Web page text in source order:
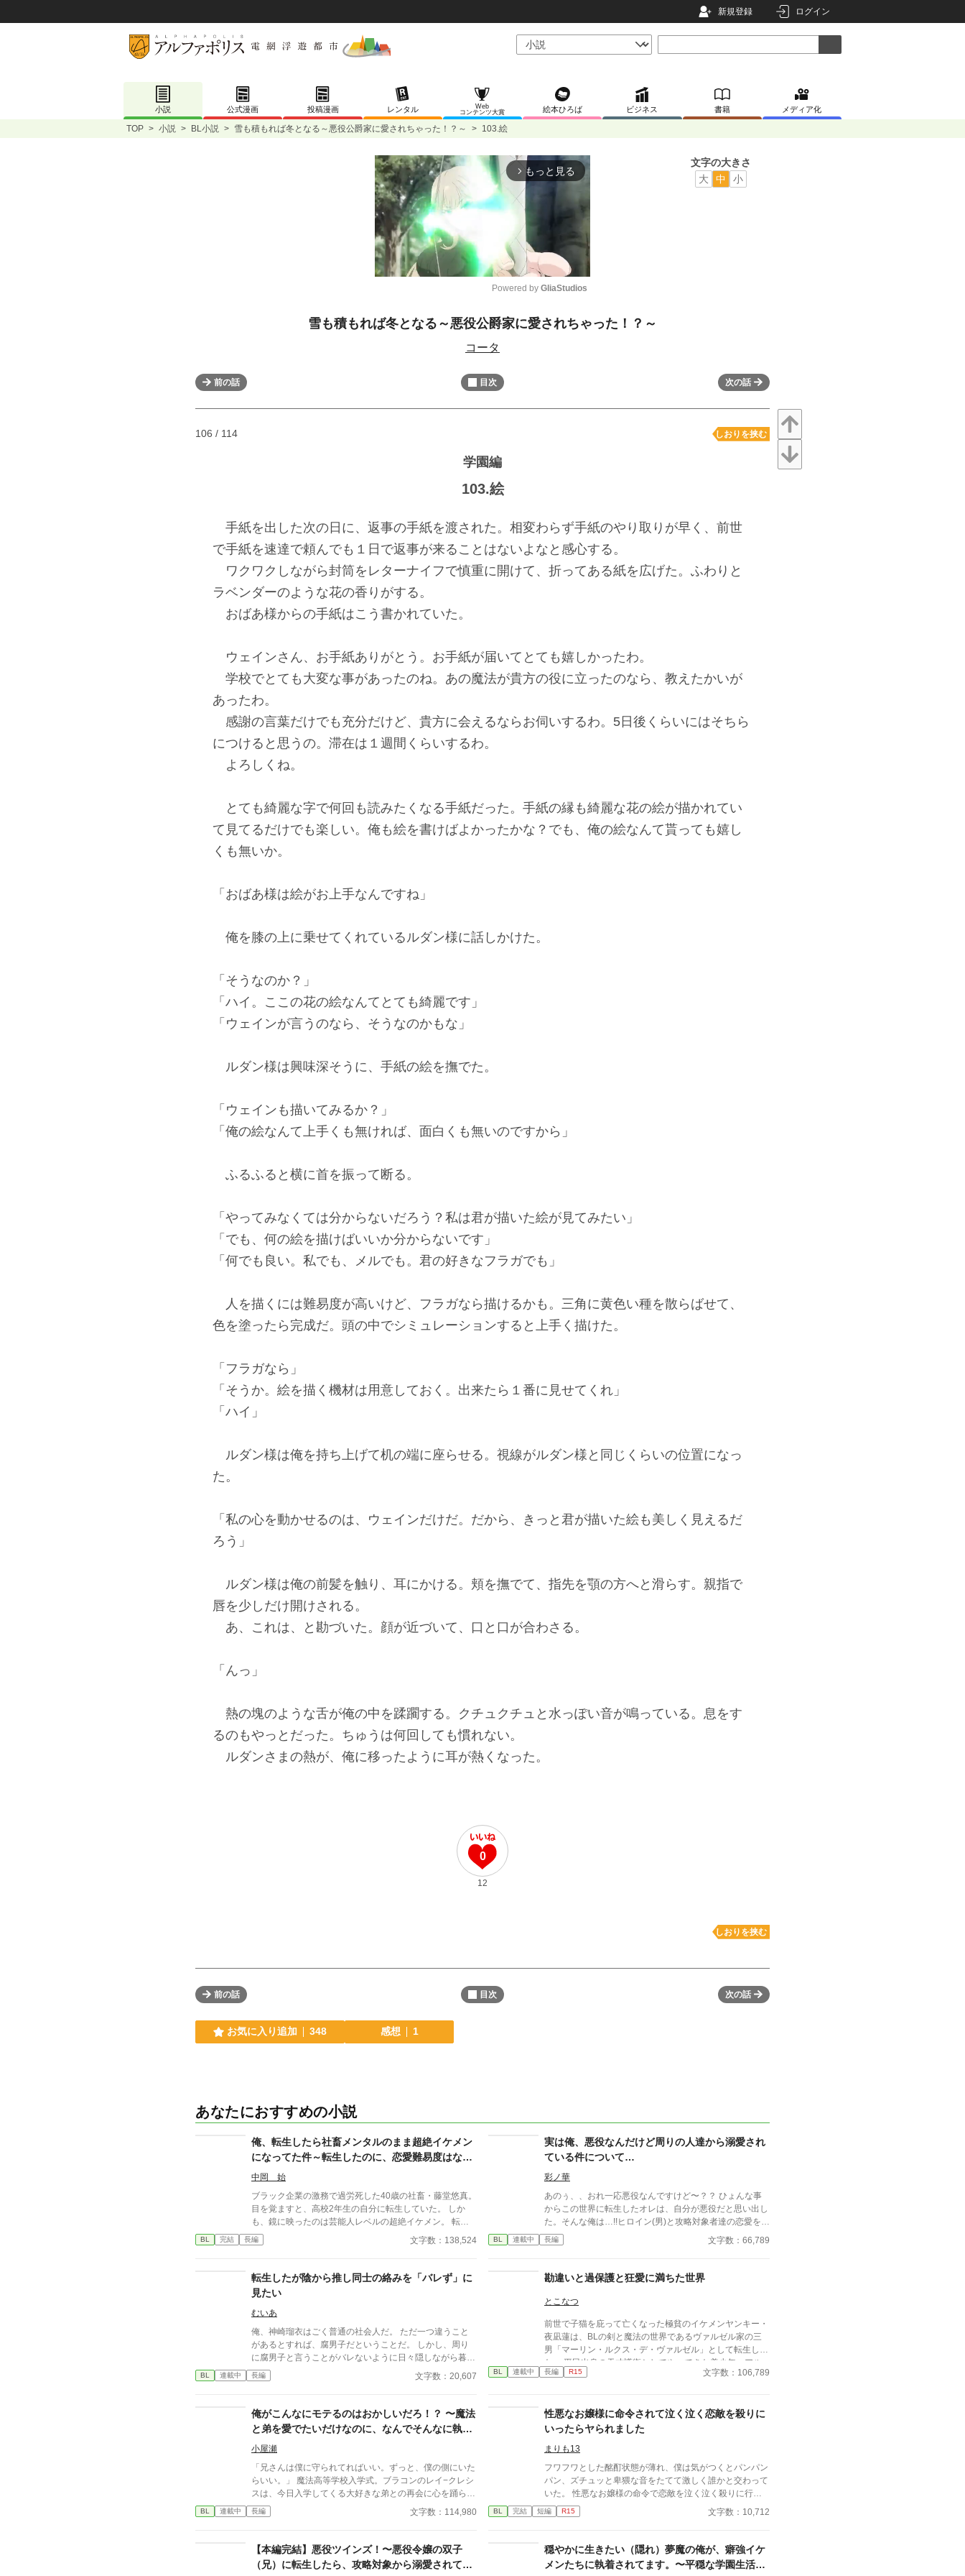
新規登録 ログイン
小説 公式漫画 投稿漫画 レンタル
Web
コンテンツ大賞
絵本ひろば ビジネス 書籍 メディア化
TOP > 小説 > BL小説 > 雪も積もれば冬となる～悪役公爵家に愛されちゃった！？～ > 103.絵
arrow_forward_ios もっと見る
M
Powered by GliaStudios
雪も積もれば冬となる～悪役公爵家に愛されちゃった！？～
コータ
文字の大きさ
大
中 小
前の話 目次 次の話
106 / 114 しおりを挟む
学園編
103.絵
手紙を出した次の日に、返事の手紙を渡された。相変わらず手紙のやり取りが早く、前世
で手紙を速達で頼んでも１日で返事が来ることはないよなと感心する。
ワクワクしながら封筒をレターナイフで慎重に開けて、折ってある紙を広げた。ふわりと
ラベンダーのような花の香りがする。
おばあ様からの手紙はこう書かれていた。
ウェインさん、お手紙ありがとう。お手紙が届いてとても嬉しかったわ。
学校でとても大変な事があったのね。あの魔法が貴方の役に立ったのなら、教えたかいが
あったわ。
感謝の言葉だけでも充分だけど、貴方に会えるならお伺いするわ。5日後くらいにはそちら
につけると思うの。滞在は１週間くらいするわ。
よろしくね。
とても綺麗な字で何回も読みたくなる手紙だった。手紙の縁も綺麗な花の絵が描かれてい
て見てるだけでも楽しい。俺も絵を書けばよかったかな？でも、俺の絵なんて貰っても嬉し
くも無いか。
「おばあ様は絵がお上手なんですね」
俺を膝の上に乗せてくれているルダン様に話しかけた。
「そうなのか？」
「ハイ。ここの花の絵なんてとても綺麗です」
「ウェインが言うのなら、そうなのかもな」
ルダン様は興味深そうに、手紙の絵を撫でた。
「ウェインも描いてみるか？」
「俺の絵なんて上手くも無ければ、面白くも無いのですから」
ふるふると横に首を振って断る。
「やってみなくては分からないだろう？私は君が描いた絵が見てみたい」
「でも、何の絵を描けばいいか分からないです」
「何でも良い。私でも、メルでも。君の好きなフラガでも」
人を描くには難易度が高いけど、フラガなら描けるかも。三角に黄色い種を散らばせて、
色を塗ったら完成だ。頭の中でシミュレーションすると上手く描けた。
「フラガなら」
「そうか。絵を描く機材は用意しておく。出来たら１番に見せてくれ」
「ハイ」
ルダン様は俺を持ち上げて机の端に座らせる。視線がルダン様と同じくらいの位置になっ
た。
「私の心を動かせるのは、ウェインだけだ。だから、きっと君が描いた絵も美しく見えるだ
ろう」
ルダン様は俺の前髪を触り、耳にかける。頬を撫でて、指先を顎の方へと滑らす。親指で
唇を少しだけ開けされる。
あ、これは、と勘づいた。顔が近づいて、口と口が合わさる。
「んっ」
熱の塊のような舌が俺の中を蹂躙する。クチュクチュと水っぽい音が鳴っている。息をす
るのもやっとだった。ちゅうは何回しても慣れない。
ルダンさまの熱が、俺に移ったように耳が熱くなった。
0
12
しおりを挟む
前の話 目次 次の話
お気に入り追加 348 感想 1
あなたにおすすめの小説
俺、転生したら社畜メンタルのまま超絶イケメン
になってた件～転生したのに、恋愛難易度はなぜ
かハードモード
中岡 始
ブラック企業の激務で過労死した40歳の社畜・藤堂悠真。
目を覚ますと、高校2年生の自分に転生していた。 しか
も、鏡に映ったのは芸能人レベルの超絶イケメン。 転入
初日から女子たちに囲まれ、学園中の話題の的に。 だ
が、社畜思考が抜けず**「これはマーケティング施策
に陥る。 弁当争奪戦、放課後のデート攻勢…悠真の平穏
は完全に崩壊。 そんな中、唯一冷静な男・藤崎颯斗の存
在に救われる。 颯斗はやたらと落ち着いていて、悠真を
さりげなくフォローする。 「お前といると、楽だ」 次第
前、俺から逃げるな」 颯斗の言葉に、悠真の心は大きく
揺れ動く。 転生×学園ラブコメ×じわじわ迫る恋。 これ
は、悠真が「本当に選ぶべきもの」を見つける物語。 続
編『元社畜の俺、大学生になってまたモテすぎてるけど、
転生した高校時代を経て、無事に大学生になった―― 恋
人である藤崎颯斗と共に。 だが、大学という“自由すぎ
「付き合ってるけど、誰にも言っていない」 その選択
が、予想以上のすれ違いを生んでいった。 モテ地獄の再
来、空気を読み続ける日々、 そして自分で自分を苦しめ
ていた“頑張る癖”。 甘えたくても甘えられない―― そんな
悠真の隣で、颯斗はずっと静かに手を差し伸べ続ける。
過去に縛られていた悠真が、未来を見つめ直すまでの じ
リー。 今度こそ、言葉にする。 「好きだよ」って、ちゃ
んと。
BL 完結 長編 文字数：138,524
実は俺、悪役なんだけど周りの人達から溺愛され
ている件について…
彩ノ華
あのぅ、、おれ一応悪役なんですけど〜？？ ひょんな事
からこの世界に転生したオレは、自分が悪役だと思い出し
た。そんな俺は…!!ヒロイン(男)と攻略対象者達の恋愛を全
力で応援します！断罪されない程度に悪役としての責務を
全うします＿。 みんなから嫌われるはずの悪役。 そ・
愛されるの？！ もしもーし・・・ヒロインあっちだ
よ？！どうぞヒロインとイチャついちゃってくださいよ
ぉ…(泣) そんなオレの物語が今始まる＿＿＿。 ちょっとア
お気を付けください☺️
BL 連載中 長編 文字数：66,789
転生したが陰から推し同士の絡みを「バレず」に
見たい
むいあ
俺、神崎瑠衣はごく普通の社会人だ。 ただ一つ違うこと
があるとすれば、腐男子だということだ。 しかし、周り
に腐男子と言うことがバレないように日々隠しながら暮ら
している。 今日も一日会社に行こうとした時に横からき
たトラックにはねられてしまった！ 目が覚めるとそこは
ていたいのに、なぜか美形に迫られていて！？ 「俺は壁
になりたいのにーーーー！！！！」
BL 連載中 長編 文字数：20,607
勘違いと過保護と狂愛に満ちた世界
とこなつ
前世で子猫を庇って亡くなった極貧のイケメンヤンキー・
夜凪蓮は、BLの剣と魔法の世界であるヴァルゼル家の三
男「マーリン・ルクス・デ・ヴァルゼル」として転生し
た。 平民出身の天才護衛としてやってきた美少年・アル
ベール（アル）と出会い、幼少期に母エリスの劇薬の毒か
な恋心を抱いており、毎夜エリスに「本日のマーリン報
告」を行っている。 当主である父ヴィンセントや双子の
家の至宝」「天使」と呼び、過剰なまでの溺愛を注いでい
る。しかし、中身がビビりな小心者であるマーリンは、そ
の重すぎるプレッシャーに日々怯え、憂鬱を感じていた。
歴史や一族の家系図を学ぶ中、マーリンは母エリスの名前
からミドルネーム「ルクス」が抜けていることに気づく。
母が冷遇されているという壮大な勘違いをしたマーリン
に鎮められる。翌日、納得がいかないまま魔力切れと疲労
により自室で寝込み、母への想いを巡らせている。
BL 連載中 長編 R15 文字数：106,789
俺がこんなにモテるのはおかしいだろ！？ 〜魔法
と弟を愛でたいだけなのに、なんでそんなに執着
してくるんだ！！！〜
小屋瀬
「兄さんは僕に守られてればいい。ずっと、僕の側にいた
らいい。」 魔法高等学校入学式。ブラコンのレイ−クレシ
スは、今日入学してくる大好きな弟との再会に心を踊らせ
ていた。 “これからは毎日弟を愛でながら、大好きな魔法
制作に明け暮れる日々を過ごせる”そう思っていたレイに
の激しい束縛、王子からの謎の執着、親友からの重い
愛⋯⋯って、いくらなんでも多すぎじゃないか！？ え、
これだけじゃないって！！？ 俺はただ、普通に過ごした
BL 連載中 長編 文字数：114,980
性悪なお嬢様に命令されて泣く泣く恋敵を殺りに
いったらヤられました
まりも13
フワフワとした酩酊状態が薄れ、僕は気がつくとパンパン
パン、ズチュッと卑猥な音をたてて激しく誰かと交わって
いた。 性悪なお嬢様の命令で恋敵を泣く泣く殺りに行っ
たら逆にヤラれちゃった、ちょっとアホな子の話です。
（ムーンライトノベルにも掲載しています）
BL 完結 短編 R15 文字数：10,712
【本編完結】悪役ツインズ！〜悪役令嬢の双子
（兄）に転生したら、攻略対象から溺愛されて困
穏やかに生きたい（隠れ）夢魔の俺が、癖強イケ
メンたちに執着されてます。〜平穏な学園生活は